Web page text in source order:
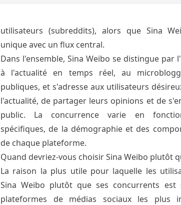
utilisateurs (subreddits), alors que Sina
unique avec un flux central.
Dans l'ensemble, Sina Weibo se distingue
à l'actualité en temps réel, au
publiques, et s'adresse aux utilisateurs
l'actualité, de partager leurs opinions et de
public. La concurrence varie en
spécifiques, de la démographie et des
de chaque plateforme.
Quand devriez-vous choisir Sina Weibo plutôt
La raison la plus utile pour laquelle les
Sina Weibo plutôt que ses concurrents
plateformes de médias sociaux les plus